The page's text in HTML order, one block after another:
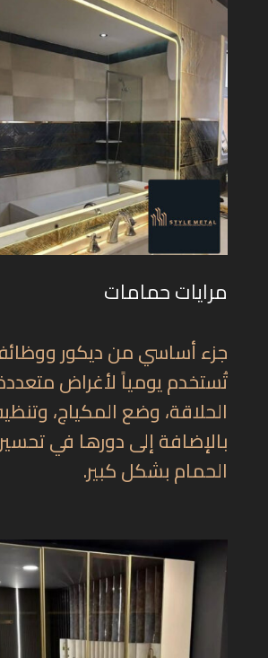
مرايات حمامات
جزء أساسي من ديكور
تُستخدم يومياً لأغراض
الحلاقة، وضع المكياج،
بالإضافة إلى دورها في
الحمام بشكل كبير.